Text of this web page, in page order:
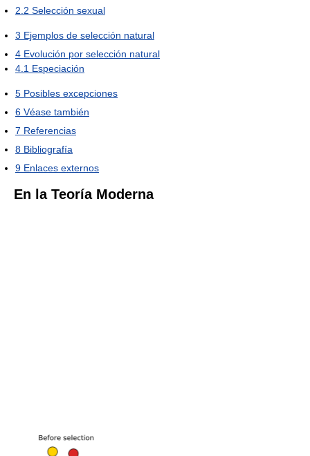
2.2 Selección sexual
3 Ejemplos de selección natural
4 Evolución por selección natural
4.1 Especiación
5 Posibles excepciones
6 Véase también
7 Referencias
8 Bibliografía
9 Enlaces externos
En la Teoría Moderna